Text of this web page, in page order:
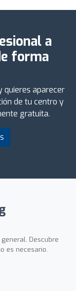
a
forma
quieres aparecer
de tu centro y
gratuita.
Descubre
es necesario.